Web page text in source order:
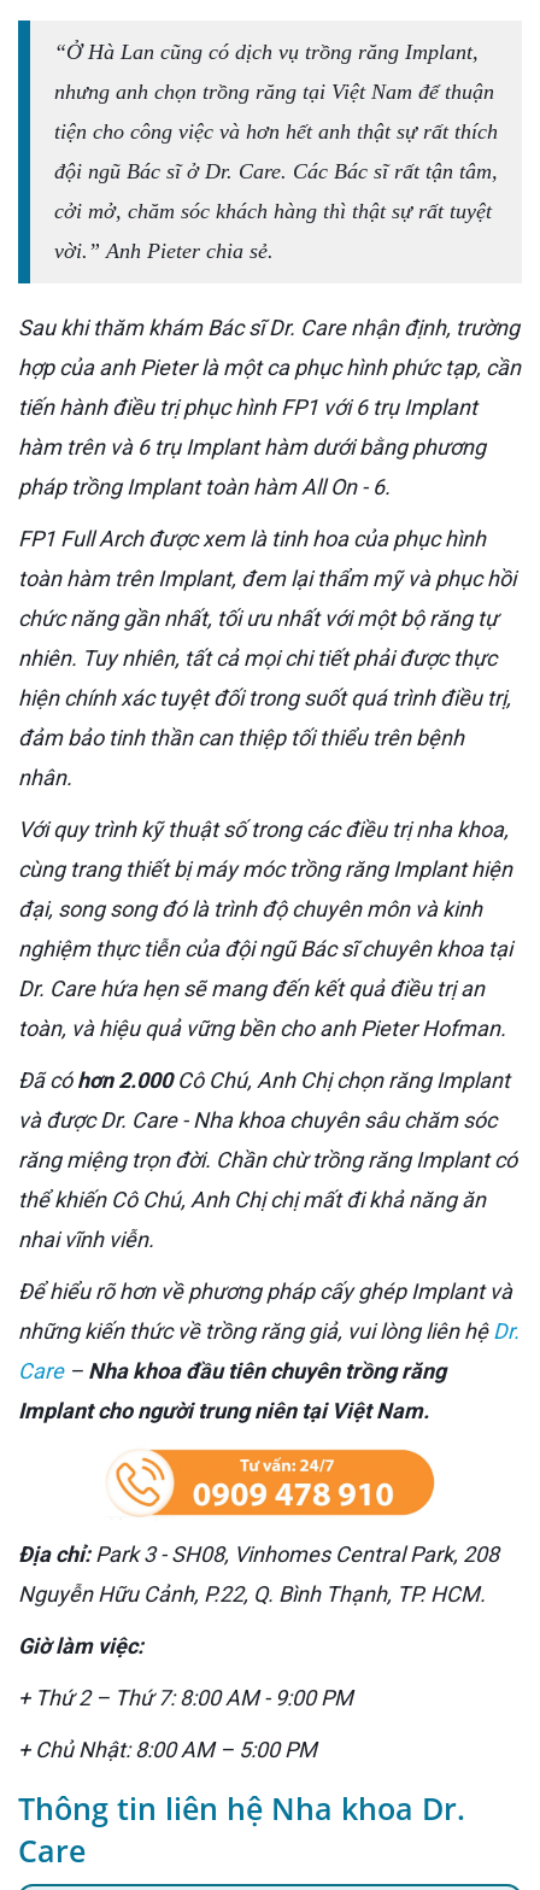
“Ở Hà Lan cũng có dịch vụ trồng răng Implant,
nhưng anh chọn trồng răng tại Việt Nam để thuận
tiện cho công việc và hơn hết anh thật sự rất thích
đội ngũ Bác sĩ ở Dr. Care. Các Bác sĩ rất tận tâm,
cởi mở, chăm sóc khách hàng thì thật sự rất tuyệt
vời.” Anh Pieter chia sẻ.
Sau khi thăm khám Bác sĩ Dr. Care nhận định, trường
hợp của anh Pieter là một ca phục hình phức tạp, cần
tiến hành điều trị phục hình FP1 với 6 trụ Implant
hàm trên và 6 trụ Implant hàm dưới bằng phương
pháp trồng Implant toàn hàm All On - 6.
FP1 Full Arch được xem là tinh hoa của phục hình
toàn hàm trên Implant, đem lại thẩm mỹ và phục hồi
chức năng gần nhất, tối ưu nhất với một bộ răng tự
nhiên. Tuy nhiên, tất cả mọi chi tiết phải được thực
hiện chính xác tuyệt đối trong suốt quá trình điều trị,
đảm bảo tinh thần can thiệp tối thiểu trên bệnh
nhân.
Với quy trình kỹ thuật số trong các điều trị nha khoa,
cùng trang thiết bị máy móc trồng răng Implant hiện
đại, song song đó là trình độ chuyên môn và kinh
nghiệm thực tiễn của đội ngũ Bác sĩ chuyên khoa tại
Dr. Care hứa hẹn sẽ mang đến kết quả điều trị an
toàn, và hiệu quả vững bền cho anh Pieter Hofman.
Đã cóhơn 2.000Cô Chú, Anh Chị chọn răng Implant
và được Dr. Care - Nha khoa chuyên sâu chăm sóc
răng miệng trọn đời. Chần chừ trồng răng Implant có
thể khiến Cô Chú, Anh Chị chị mất đi khả năng ăn
nhai vĩnh viễn.
Để hiểu rõ hơn về phương pháp cấy ghép Implant và
những kiến thức về trồng răng giả, vui lòng liên hệDr.
Care– Nha khoa đầu tiên chuyên trồng răng
Implant cho người trung niên tại Việt Nam.
Địa chỉ:Park 3 - SH08, Vinhomes Central Park, 208
Nguyễn Hữu Cảnh, P.22, Q. Bình Thạnh, TP. HCM.
Giờ làm việc:
+ Thứ 2 – Thứ 7: 8:00 AM - 9:00 PM
+ Chủ Nhật: 8:00 AM – 5:00 PM
Thông tin liên hệ Nha khoa Dr.
Care